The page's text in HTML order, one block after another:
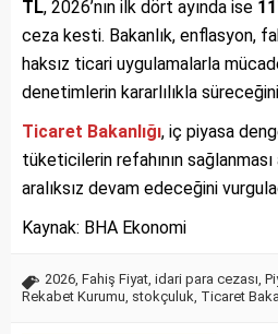
TL, 2026’nın ilk dört ayında ise
ceza kesti. Bakanlık, enflasyon,
haksız ticari uygulamalarla
denetimlerin kararlılıkla
Ticaret Bakanlığı, iç piyasa
tüketicilerin refahının
aralıksız devam edeceğini
Kaynak: BHA Ekonomi
2026, Fahiş Fiyat, idari para cezası,
Rekabet Kurumu, stokçuluk, Ticaret